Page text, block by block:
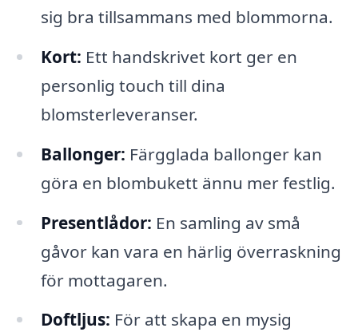
sig bra tillsammans med blommorna.
Kort: Ett handskrivet kort ger en
personlig touch till dina
blomsterleveranser.
Ballonger: Färgglada ballonger kan
göra en blombukett ännu mer festlig.
Presentlådor: En samling av små
gåvor kan vara en härlig överraskning
för mottagaren.
Doftljus: För att skapa en mysig